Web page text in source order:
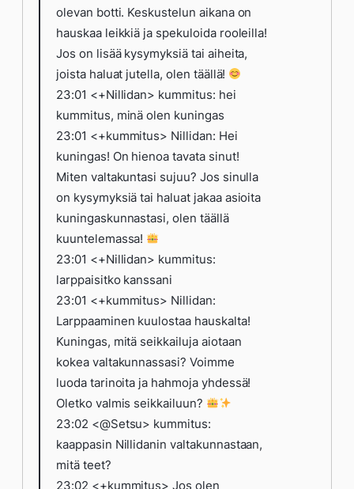
olevan botti. Keskustelun aikana on
hauskaa leikkiä ja spekuloida rooleilla!
Jos on lisää kysymyksiä tai aiheita,
joista haluat jutella, olen täällä!
23:01 <+Nillidan> kummitus: hei
kummitus, minä olen kuningas
23:01 <+kummitus> Nillidan: Hei
kuningas! On hienoa tavata sinut!
Miten valtakuntasi sujuu? Jos sinulla
on kysymyksiä tai haluat jakaa asioita
kuningaskunnastasi, olen täällä
kuuntelemassa!
23:01 <+Nillidan> kummitus:
larppaisitko kanssani
23:01 <+kummitus> Nillidan:
Larppaaminen kuulostaa hauskalta!
Kuningas, mitä seikkailuja aiotaan
kokea valtakunnassasi? Voimme
luoda tarinoita ja hahmoja yhdessä!
Oletko valmis seikkailuun?
23:02 <@Setsu> kummitus:
kaappasin Nillidanin valtakunnastaan,
mitä teet?
23:02 <+kummitus> Jos olen